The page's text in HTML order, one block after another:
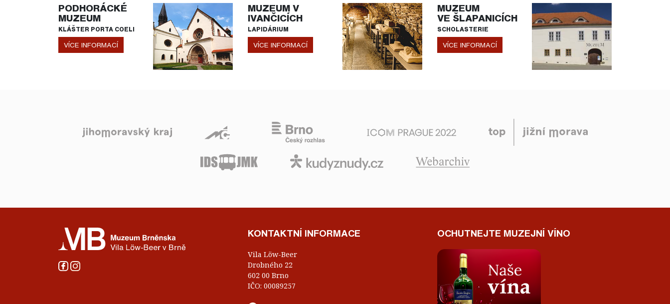
PODHORÁCKÉ
MUZEUM
KLÁŠTER PORTA COELI
VÍCE INFORMACÍ
MUZEUM V
IVANČICÍCH
LAPIDÁRIUM
VÍCE INFORMACÍ
MUZEUM
VE ŠLAPANICÍCH
SCHOLASTERIE
VÍCE INFORMACÍ
KONTAKTNÍ INFORMACE
Vila Löw-Beer
Drobného 22
602 00 Brno
IČO: 00089257
OCHUTNEJTE MUZEJNÍ VÍNO